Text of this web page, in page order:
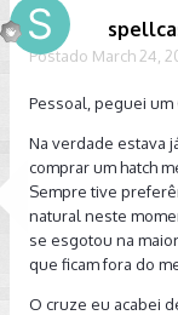
Postado March 24,
Pessoal, peguei um
Na verdade estava
comprar um hatch
Sempre tive
natural neste
se esgotou na
que ficam fora do
O cruze eu acabei